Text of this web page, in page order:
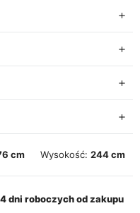
cm Wysokość: 244 cm
dni roboczych od zakupu